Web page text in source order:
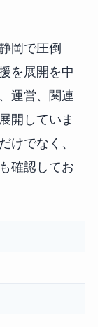
岡で圧倒
を展開を中
運営、関連
開していま
けでなく、
確認してお